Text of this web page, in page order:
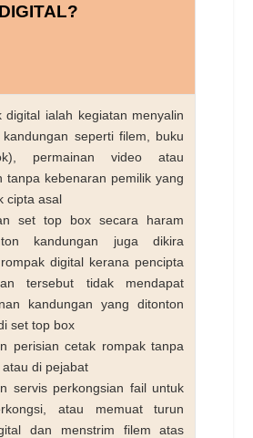
DIGITAL?
digital ialah kegiatan menyalin
seperti filem, buku
permainan video atau
tanpa kebenaran pemilik yang
cipta asal
set top box secara haram
kandungan juga dikira
digital kerana pencipta
tersebut tidak mendapat
kandungan yang ditonton
set top box
perisian cetak rompak tanpa
di pejabat
servis perkongsian fail untuk
atau memuat turun
dan menstrim filem atas